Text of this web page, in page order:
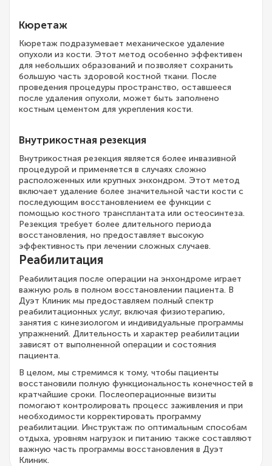
Кюретаж
Кюретаж подразумевает механическое удаление
опухоли из кости. Этот метод особенно эффективен
для небольших образований и позволяет сохранить
большую часть здоровой костной ткани. После
проведения процедуры пространство, оставшееся
после удаления опухоли, может быть заполнено
костным цементом для укрепления кости.
Внутрикостная резекция
Внутрикостная резекция является более инвазивной
процедурой и применяется в случаях сложно
расположенных или крупных энхондром. Этот метод
включает удаление более значительной части кости с
последующим восстановлением ее функции с
помощью костного трансплантата или остеосинтеза.
Резекция требует более длительного периода
восстановления, но предоставляет высокую
эффективность при лечении сложных случаев.
Реабилитация
Реабилитация после операции на энхондроме играет
важную роль в полном восстановлении пациента. В
Дуэт Клиник мы предоставляем полный спектр
реабилитационных услуг, включая физиотерапию,
занятия с кинезиологом и индивидуальные программы
упражнений. Длительность и характер реабилитации
зависят от выполненной операции и состояния
пациента.
В целом, мы стремимся к тому, чтобы пациенты
восстановили полную функциональность конечностей в
кратчайшие сроки. Послеоперационные визиты
помогают контролировать процесс заживления и при
необходимости корректировать программу
реабилитации. Инструктаж по оптимальным способам
отдыха, уровням нагрузок и питанию также составляют
важную часть программы восстановления в Дуэт
Клиник.